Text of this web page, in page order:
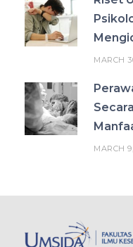
MARCH
MARCH